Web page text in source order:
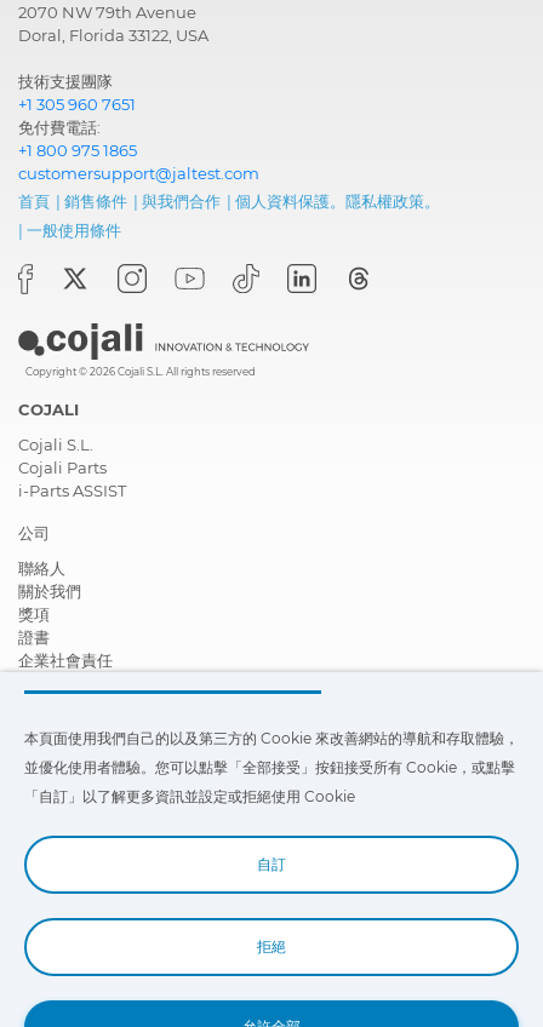
2070 NW 79th Avenue
Doral, Florida 33122, USA
技術支援團隊
+1 305 960 7651
免付費電話:
+1 800 975 1865
customersupport@jaltest.com
首頁 | 銷售條件 | 與我們合作 | 個人資料保護。隱私權政策。
| 一般使用條件
Copyright © 2026 Cojali S.L. All rights reserved
COJALI
Cojali S.L.
Cojali Parts
i-Parts ASSIST
公司
聯絡人
關於我們
獎項
證書
企業社會責任
影片
FAQ - 常見問題
本頁面使用我們自己的以及第三方的 Cookie 來改善我們網站的導航和存
定或拒絕使用 Cookie。
本頁面使用我們自己的以及第三方的 Cookie 來改善網站的導航和存取體驗，
並優化使用者體驗。您可以點擊「全部接受」按鈕接受所有 Cookie，或點擊
「自訂」以了解更多資訊並設定或拒絕使用 Cookie
自訂
拒絕